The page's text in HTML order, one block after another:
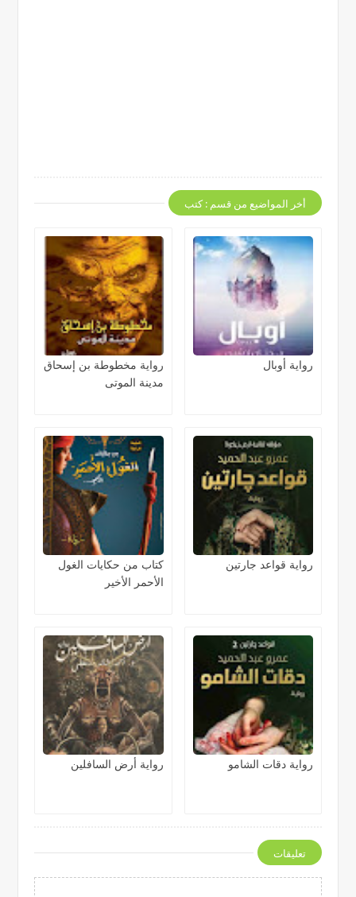
أخر المواضيع من قسم : كتب
رواية أوبال
رواية مخطوطة بن إسحاق
مدينة الموتى
رواية قواعد جارتين
كتاب من حكايات الغول
الأحمر الأخير
رواية دقات الشامو رواية أرض السافلين
تعليقات